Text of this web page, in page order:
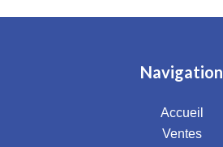
Navigation
Accueil
Ventes